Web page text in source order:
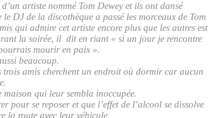
artiste nommé Tom Dewey et ils ont dansé
le DJ de la discothèque a passé les morceaux de Tom
qui admire cet artiste encore plus que les autres est
la soirée, il dit en riant « si un jour je rencontre
mourir en paix ».
beaucoup.
trois amis cherchent un endroit où dormir car aucun
maison qui leur sembla inoccupée.
pour se reposer et que l’effet de l’alcool se dissolve
la route avec leur véhicule.